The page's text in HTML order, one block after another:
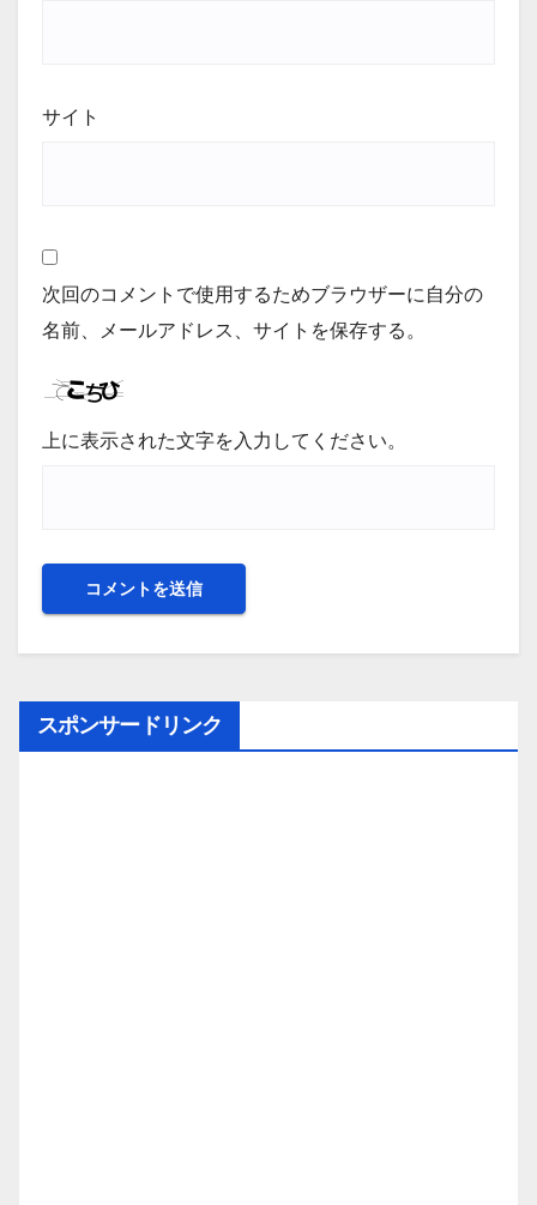
サイト
次回のコメントで使用するためブラウザーに自分の
名前、メールアドレス、サイトを保存する。
上に表示された文字を入力してください。
スポンサードリンク